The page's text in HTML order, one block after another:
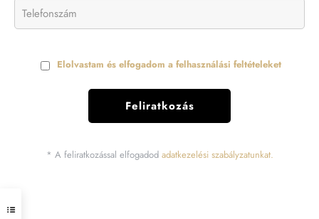
Elolvastam és elfogadom a felhasználási feltételeket
* A feliratkozással elfogadod adatkezelési szabályzatunkat.